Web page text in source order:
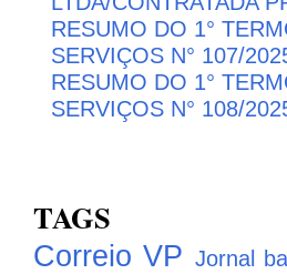
RESUMO DO 1°
SERVIÇOS N° 107/
RESUMO DO 1°
SERVIÇOS N° 108/
TAGS
Correio VP Jornal